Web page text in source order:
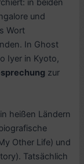
und
Wort
In Ghost
Iyer in Kyoto,
zur
in heißen Ländern
Other Life) und
Tatsächlich